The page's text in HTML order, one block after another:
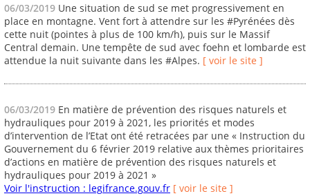
06/03/2019 Une situation de sud se met progressivement en
place en montagne. Vent fort à attendre sur les #Pyrénées dès
cette nuit (pointes à plus de 100 km/h), puis sur le Massif
Central demain. Une tempête de sud avec foehn et lombarde est
attendue la nuit suivante dans les #Alpes. [ voir le site ]
06/03/2019 En matière de prévention des risques naturels et
hydrauliques pour 2019 à 2021, les priorités et modes
d’intervention de l’Etat ont été retracées par une « Instruction du
Gouvernement du 6 février 2019 relative aux thèmes prioritaires
d’actions en matière de prévention des risques naturels et
hydrauliques pour 2019 à 2021 »
Voir l'instruction : legifrance.gouv.fr [ voir le site ]